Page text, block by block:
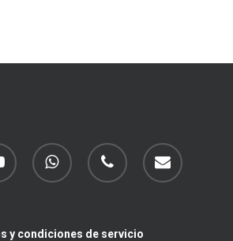
whatsapp phone email
y condiciones de servicio